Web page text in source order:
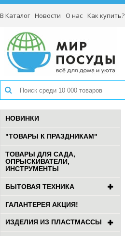
В Каталог Новости О нас Как купить?
НОВИНКИ
"ТОВАРЫ К ПРАЗДНИКАМ"
ТОВАРЫ ДЛЯ САДА,
ОПРЫСКИВАТЕЛИ,
ИНСТРУМЕНТЫ
БЫТОВАЯ ТЕХНИКА
ГАЛАНТЕРЕЯ АКЦИЯ!
ИЗДЕЛИЯ ИЗ ПЛАСТМАССЫ